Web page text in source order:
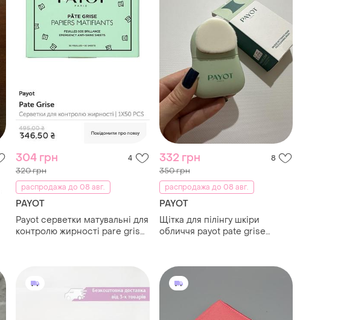
304 грн 4
320 грн
распродажа до 08 авг.
PAYOT
Payot серветки матувальні для
контролю жирності pare grise
332 грн 8
350 грн
распродажа до 08 авг.
PAYOT
Щітка для пілінгу шкіри
обличчя payot pate grise